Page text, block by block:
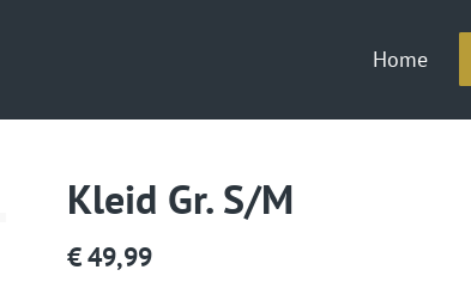
Home
Kleid Gr. S/M
€49,99